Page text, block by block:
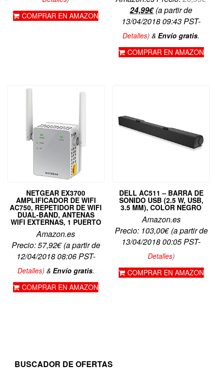
COMPRAR EN AMAZON
24,99€El
precio
actual
24,99€.
(a partir de
13/04/2018 09:43 PST-
Detalles)&Envío gratis.
COMPRAR EN AMAZON
NETGEAR EX3700
AMPLIFICADOR DE WIFI
AC750, REPETIDOR DE WIFI
DUAL-BAND, ANTENAS
WIFI EXTERNAS, 1 PUERTO
Amazon.es
Precio:57,92€(a partir de
12/04/2018 08:06 PST-
Detalles) & Envío gratis.
COMPRAR EN AMAZON
DELL AC511 – BARRA DE
SONIDO USB (2.5 W, USB,
3.5 MM), COLOR NEGRO
Amazon.es
Precio: 103,00€(a partir de
13/04/2018 00:05 PST-
Detalles)
COMPRAR EN AMAZON
BUSCADOR DE OFERTAS